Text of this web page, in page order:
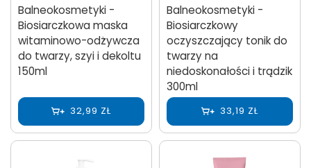
Balneokosmetyki -
Biosiarczkowa maska
witaminowo-odżywcza
do twarzy, szyi i dekoltu
150ml
32,99 ZŁ
Balneokosmetyki -
Biosiarczkowy
oczyszczający tonik do
twarzy na
niedoskonałości i trądzik
300ml
33,19 ZŁ